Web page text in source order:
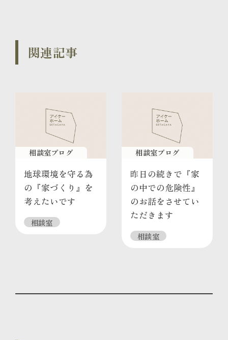
関連記事
相談室ブログ
地球環境を守る為
の『家づくり』を
考えたいです
相談室
相談室ブログ
昨日の続きで『家
の中での危険性』
のお話をさせてい
ただきます
相談室